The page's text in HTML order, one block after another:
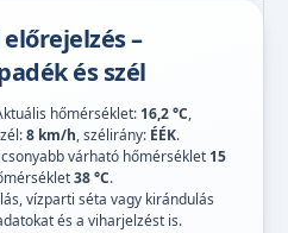
–
és szél
hőmérséklet: 16,2 °C,
8 km/h, szélirány: ÉÉK.
várható hőmérséklet 15
38 °C.
vízparti séta vagy kirándulás
és a viharjelzést is.